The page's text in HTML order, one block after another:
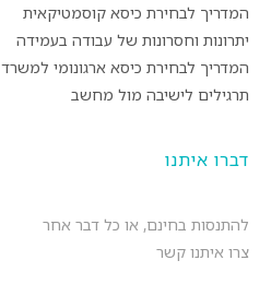
המדריך לבחירת כיסא קוסמטיקאית
יתרונות וחסרונות של עבודה בעמידה
המדריך לבחירת כיסא ארגונומי למשרד
תרגילים לישיבה מול מחשב
דברו איתנו
להתנסות בחינם, או כל דבר אחר
צרו איתנו קשר